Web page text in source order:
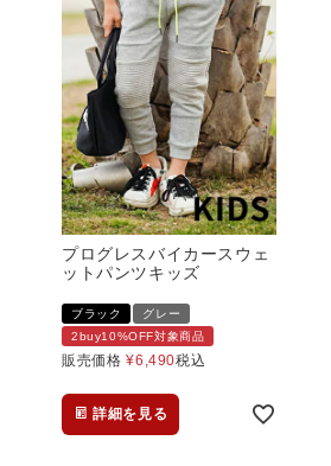
プログレスバイカースウェ
ットパンツキッズ
ブラック
グレー
2buy10%OFF対象商品
販売価格 ¥6,490税込
詳細を見る